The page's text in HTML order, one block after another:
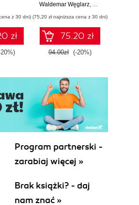
z 30 dni)
zł
Waldemar Węglarz,
(75,20 zł najniższa cena z 30 dni)
75.20 zł
94.00zł (-20%)
Program partnerski -
zarabiaj więcej »
Brak książki? - daj
nam znać »